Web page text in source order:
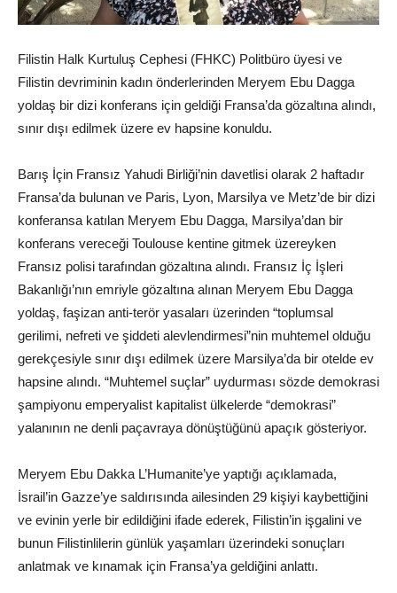
Filistin Halk Kurtuluş Cephesi (FHKC) Politbüro üyesi ve
Filistin devriminin kadın önderlerinden Meryem Ebu Dagga
yoldaş bir dizi konferans için geldiği Fransa’da gözaltına alındı,
sınır dışı edilmek üzere ev hapsine konuldu.
Barış İçin Fransız Yahudi Birliği’nin davetlisi olarak 2 haftadır
Fransa’da bulunan ve Paris, Lyon, Marsilya ve Metz’de bir dizi
konferansa katılan Meryem Ebu Dagga, Marsilya’dan bir
konferans vereceği Toulouse kentine gitmek üzereyken
Fransız polisi tarafından gözaltına alındı. Fransız İç İşleri
Bakanlığı’nın emriyle gözaltına alınan Meryem Ebu Dagga
yoldaş, faşizan anti-terör yasaları üzerinden “toplumsal
gerilimi, nefreti ve şiddeti alevlendirmesi”nin muhtemel olduğu
gerekçesiyle sınır dışı edilmek üzere Marsilya’da bir otelde ev
hapsine alındı. “Muhtemel suçlar” uydurması sözde demokrasi
şampiyonu emperyalist kapitalist ülkelerde “demokrasi”
yalanının ne denli paçavraya dönüştüğünü apaçık gösteriyor.
Meryem Ebu Dakka L’Humanite’ye yaptığı açıklamada,
İsrail’in Gazze’ye saldırısında ailesinden 29 kişiyi kaybettiğini
ve evinin yerle bir edildiğini ifade ederek, Filistin’in işgalini ve
bunun Filistinlilerin günlük yaşamları üzerindeki sonuçları
anlatmak ve kınamak için Fransa’ya geldiğini anlattı.